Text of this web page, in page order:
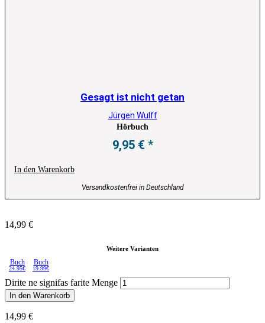
Gesagt ist nicht getan
Jürgen Wulff
Hörbuch
9,95 €
In den Warenkorb
Versandkostenfrei in Deutschland
14,99 €
Weitere Varianten
Buch
24.95€
Buch
19.99€
Dirite ne signifas farite Menge
In den Warenkorb
14,99 €